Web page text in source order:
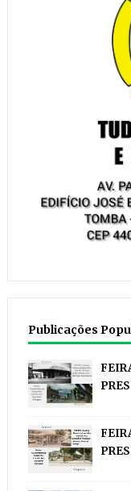
Publicações